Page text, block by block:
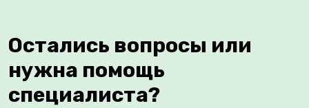
Остались вопросы или
нужна помощь
специалиста?